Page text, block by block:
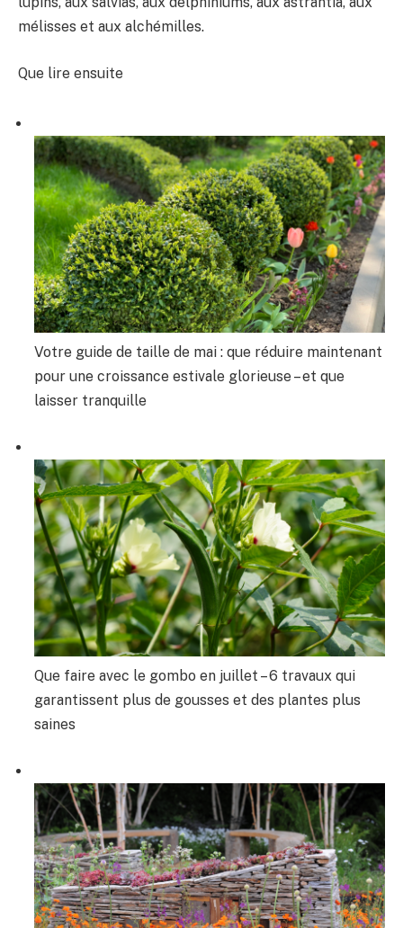
mélisses et aux alchémilles.
Que lire ensuite
Votre guide de taille de mai : que réduire maintenant
pour une croissance estivale glorieuse – et que
laisser tranquille
Que faire avec le gombo en juillet – 6 travaux qui
garantissent plus de gousses et des plantes plus
saines